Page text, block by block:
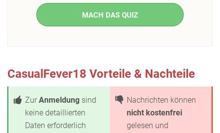
MACH DAS QUIZ
CasualFever18 Vorteile & Nachteile
Zur Anmeldung sind
keine detaillierten
Daten erforderlich
Nachrichten können
nicht kostenfrei
gelesen und